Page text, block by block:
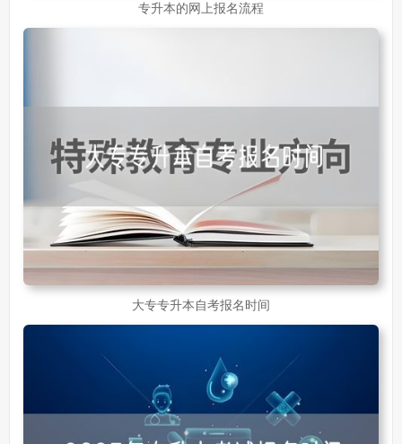
专升本的网上报名流程
大专专升本自考报名时间